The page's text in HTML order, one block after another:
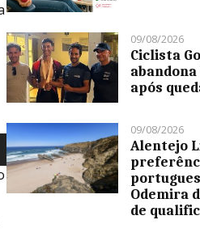
09/08/2026
Ciclista
após
09/08/2026
Alentejo
Odemira
de